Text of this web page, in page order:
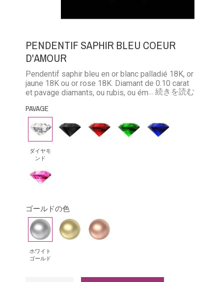
PENDENTIF SAPHIR BLEU COEUR
D'AMOUR
Pendentif saphir bleu en or blanc palladié 18K, or
jaune 18K ou or rose 18K. Diamant de 0.10 carat
et pavage diamants, ou rubis, ou émeraude ou
cm en or 18K
... 続きを読む
PAVAGE
ダ
ヤ
モ
ン
ダイヤモ
ンド
ブ
ラ
ア
ン
ル
ビ
エ
メ
ブ
ル
ピ
ン
サ
フ
ァ
イ
ア
ゴールドの色
ホ
ワ
イ
ト
ホワイト
ゴールド
イ
エ
ピ
ン
ー